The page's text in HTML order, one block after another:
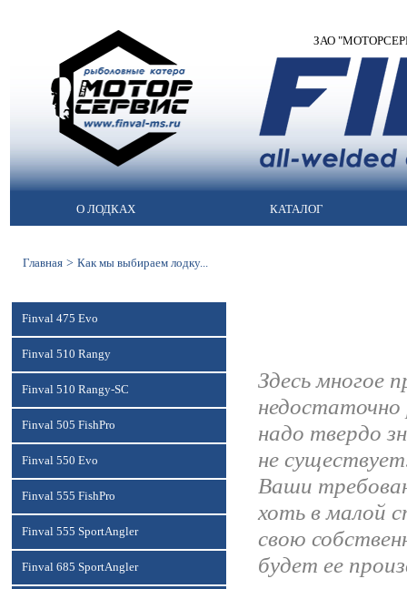
ЗАО
О ЛОДКАХ КАТАЛОГ
Главная > Как мы выбираем лодку...
Finval 475 Evo
Finval 510 Rangy
Finval 510 Rangy-SC
Finval 505 FishPro
Finval 550 Evo
Finval 555 FishPro
Finval 555 SportAngler
Finval 685 SportAngler
Здесь многое
надо твердо
не
Ваши
хоть в малой
свою
будет ее